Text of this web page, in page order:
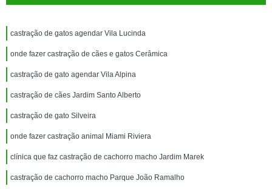
castração de gatos agendar Vila Lucinda
onde fazer castração de cães e gatos Cerâmica
castração de gato agendar Vila Alpina
castração de cães Jardim Santo Alberto
castração de gato Silveira
onde fazer castração animal Miami Riviera
clínica que faz castração de cachorro macho Jardim Marek
castração de cachorro macho Parque João Ramalho